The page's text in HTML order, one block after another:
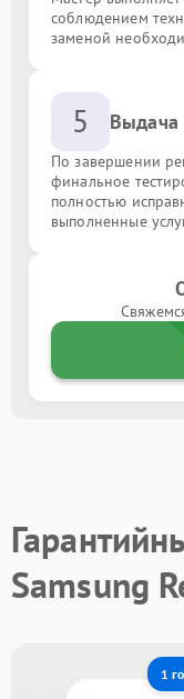
соблюдением
заменой
5 Выдача
По завершении
финальное
полностью
выполненные
Samsung
1